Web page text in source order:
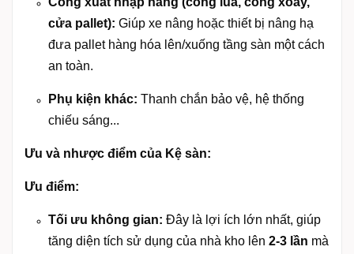
cửa pallet): Giúp xe nâng hoặc thiết bị nâng hạ
đưa pallet hàng hóa lên/xuống tầng sàn một cách
an toàn.
Phụ kiện khác: Thanh chắn bảo vệ, hệ thống
chiếu sáng...
Ưu và nhược điểm của Kệ sàn:
Ưu điểm:
Tối ưu không gian: Đây là lợi ích lớn nhất, giúp
tăng diện tích sử dụng của nhà kho lên 2-3 lần mà